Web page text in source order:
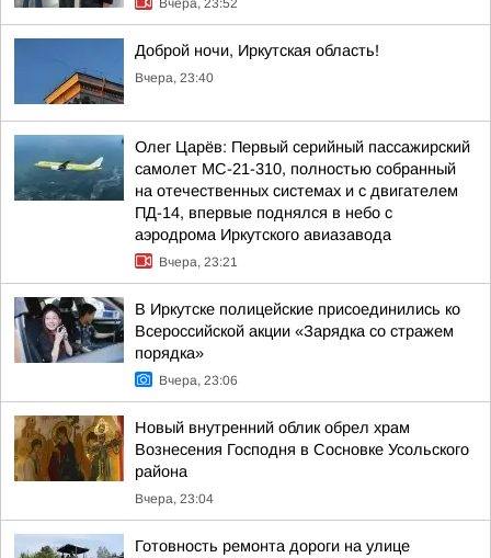
Вчера, 23:52
Доброй ночи, Иркутская область!
Вчера, 23:40
Олег Царёв: Первый серийный пассажирский
самолет МС-21-310, полностью собранный
на отечественных системах и с двигателем
ПД-14, впервые поднялся в небо с
аэродрома Иркутского авиазавода
Вчера, 23:21
В Иркутске полицейские присоединились ко
Всероссийской акции «Зарядка со стражем
порядка»
Вчера, 23:06
Новый внутренний облик обрел храм
Вознесения Господня в Сосновке Усольского
района
Вчера, 23:04
Готовность ремонта дороги на улице